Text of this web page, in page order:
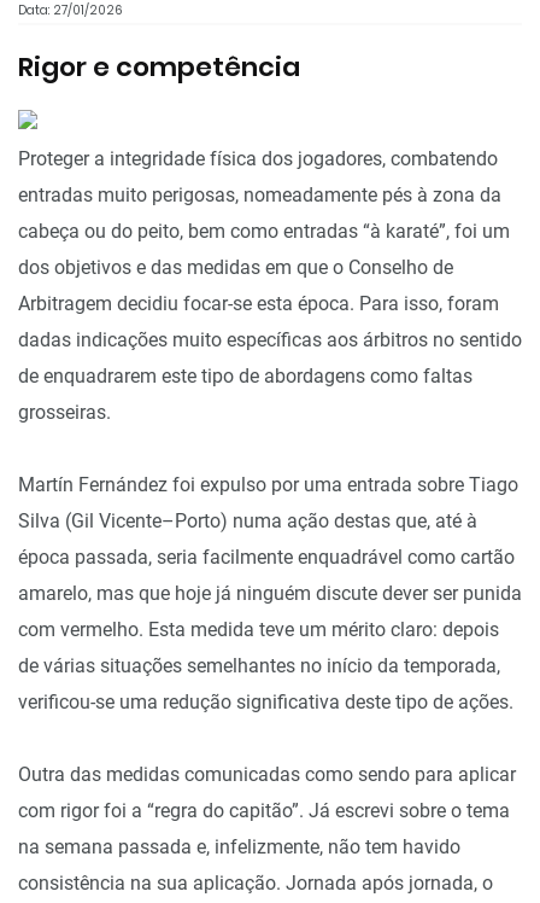
Data: 27/01/2026
Rigor e competência
Proteger a integridade física dos jogadores, combatendo
entradas muito perigosas, nomeadamente pés à zona da
cabeça ou do peito, bem como entradas “à karaté”, foi um
dos objetivos e das medidas em que o Conselho de
Arbitragem decidiu focar-se esta época. Para isso, foram
dadas indicações muito específicas aos árbitros no sentido
de enquadrarem este tipo de abordagens como faltas
grosseiras.
Martín Fernández foi expulso por uma entrada sobre Tiago
Silva (Gil Vicente–Porto) numa ação destas que, até à
época passada, seria facilmente enquadrável como cartão
amarelo, mas que hoje já ninguém discute dever ser punida
com vermelho. Esta medida teve um mérito claro: depois
de várias situações semelhantes no início da temporada,
verificou-se uma redução significativa deste tipo de ações.
Outra das medidas comunicadas como sendo para aplicar
com rigor foi a “regra do capitão”. Já escrevi sobre o tema
na semana passada e, infelizmente, não tem havido
consistência na sua aplicação. Jornada após jornada, o